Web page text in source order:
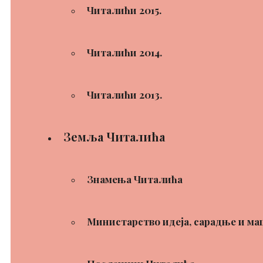
Читалићи 2015.
Читалићи 2014.
Читалићи 2013.
Земља Читалића
Знамења Читалића
Министарство идеја, сарадње и